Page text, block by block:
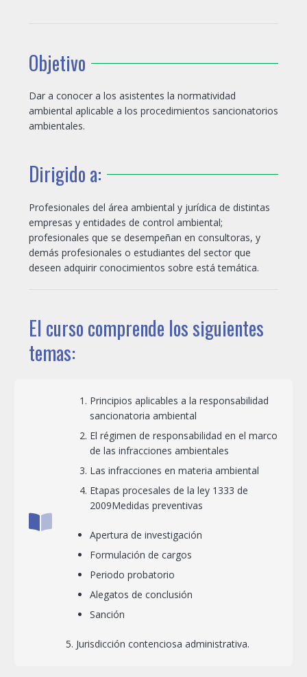
Objetivo
Dar a conocer a los asistentes la normatividad
ambiental aplicable a los procedimientos sancionatorios
ambientales.
Dirigido a:
Profesionales del área ambiental y jurídica de distintas
empresas y entidades de control ambiental;
profesionales que se desempeñan en consultoras, y
demás profesionales o estudiantes del sector que
deseen adquirir conocimientos sobre está temática.
El curso comprende los siguientes
temas:
Principios aplicables a la responsabilidad
sancionatoria ambiental
El régimen de responsabilidad en el marco
de las infracciones ambientales
Las infracciones en materia ambiental
Etapas procesales de la ley 1333 de
2009Medidas preventivas
Apertura de investigación
Formulación de cargos
Periodo probatorio
Alegatos de conclusión
Sanción
5. Jurisdicción contenciosa administrativa.